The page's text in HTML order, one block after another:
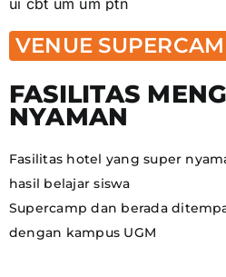
VENUE
FASILITAS
NYAMAN
Fasilitas hotel yang super
hasil belajar siswa
Supercamp dan berada
dengan kampus UGM